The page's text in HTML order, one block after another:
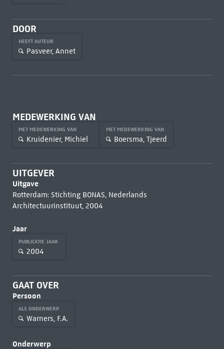
DOOR
HEEFT AUTEUR
Pasveer, Annet
MEDEWERKING VAN
MET MEDEWERKING VAN
Kruidenier, Michiel
MET MEDEWERKING VAN
Boersma, Tjeerd
UITGEVER
Uitgave
Rotterdam: Stichting BONAS, Nederlands
Architectuurinstituut, 2004
Jaar
PUBLICATIE JAAR
2004
GAAT OVER
Persoon
ALS ONDERWERP
Warners, F.A.
Onderwerp